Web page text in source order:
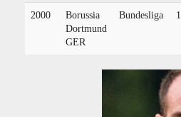
2000
Borussia
Dortmund
GER
Bundesliga